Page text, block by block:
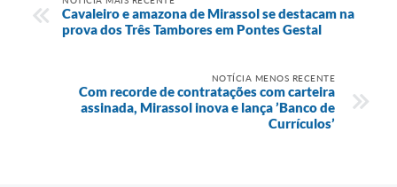
Cavaleiro e amazona de Mirassol se destacam na
prova dos Três Tambores em Pontes Gestal
NOTÍCIA MENOS RECENTE
Com recorde de contratações com carteira
assinada, Mirassol inova e lança ’Banco de
Currículos’